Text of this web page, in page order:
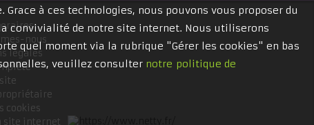
nous
légales
cookies
site internet
à ces technologies, nous pouvons vous proposer du
convivialité de notre site internet. Nous utiliserons
quel moment via la rubrique "Gérer les cookies" en bas
veuillez consulter notre politique de